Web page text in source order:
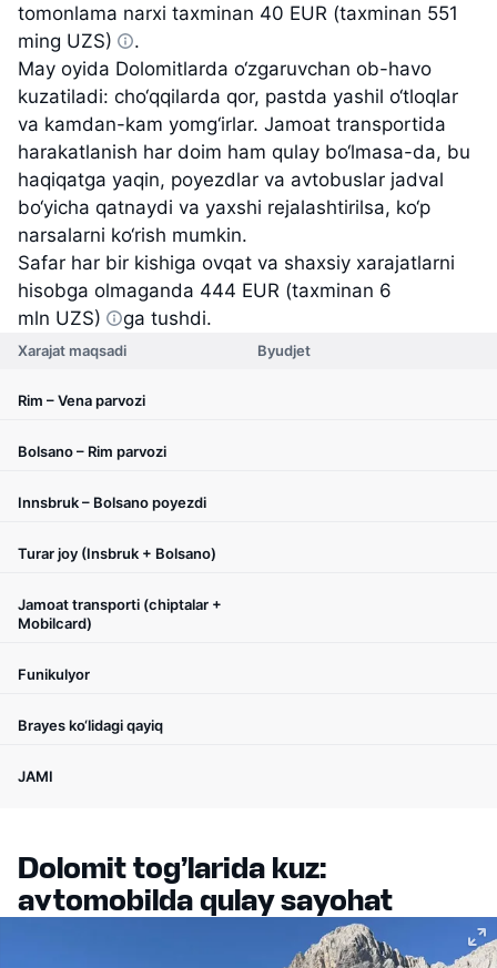
tomonlama narxi taxminan 40 EUR (taxminan 551
ming UZS)
.
May oyida Dolomitlarda o‘zgaruvchan ob-havo
kuzatiladi: cho‘qqilarda qor, pastda yashil o‘tloqlar
va kamdan-kam yomg‘irlar. Jamoat transportida
harakatlanish har doim ham qulay bo‘lmasa-da, bu
haqiqatga yaqin, poyezdlar va avtobuslar jadval
bo‘yicha qatnaydi va yaxshi rejalashtirilsa, ko‘p
narsalarni ko‘rish mumkin.
Safar har bir kishiga ovqat va shaxsiy xarajatlarni
hisobga olmaganda 444 EUR (taxminan 6
mln UZS)
ga tushdi.
Xarajat maqsadi Byudjet
Rim – Vena parvozi
Bolsano – Rim parvozi
Innsbruk – Bolsano poyezdi
Turar joy (Insbruk + Bolsano)
Jamoat transporti (chiptalar +
Mobilcard)
Funikulyor
Brayes ko‘lidagi qayiq
JAMI
Dolomit tog’larida kuz:
avtomobilda qulay sayohat